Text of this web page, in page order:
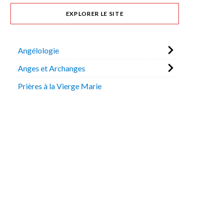
EXPLORER LE SITE
Angélologie
Anges et Archanges
Prières à la Vierge Marie